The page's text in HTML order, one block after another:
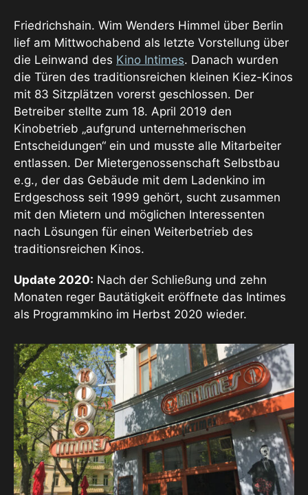
Friedrichshain. Wim Wenders Himmel über Berlin
lief am Mittwochabend als letzte Vorstellung über
die Leinwand des Kino Intimes. Danach wurden
die Türen des traditionsreichen kleinen Kiez-Kinos
mit 83 Sitzplätzen vorerst geschlossen. Der
Betreiber stellte zum 18. April 2019 den
Kinobetrieb „aufgrund unternehmerischen
Entscheidungen“ ein und musste alle Mitarbeiter
entlassen. Der Mietergenossenschaft Selbstbau
e.g., der das Gebäude mit dem Ladenkino im
Erdgeschoss seit 1999 gehört, sucht zusammen
mit den Mietern und möglichen Interessenten
nach Lösungen für einen Weiterbetrieb des
traditionsreichen Kinos.
Update 2020: Nach der Schließung und zehn
Monaten reger Bautätigkeit eröffnete das Intimes
als Programmkino im Herbst 2020 wieder.